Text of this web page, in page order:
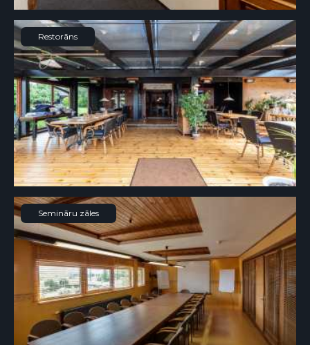
Restorāns
Semināru zāles